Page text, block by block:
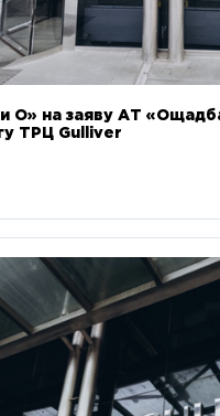
О» на заяву АТ
ТРЦ Gulliver